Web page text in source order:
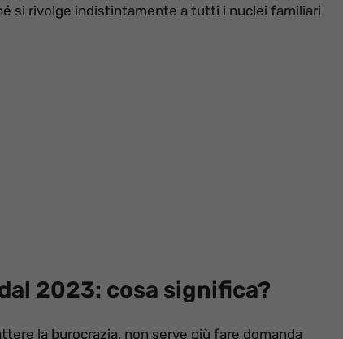
si rivolge indistintamente a tutti i nuclei familiari
2023: cosa significa?
la burocrazia, non serve più fare domanda